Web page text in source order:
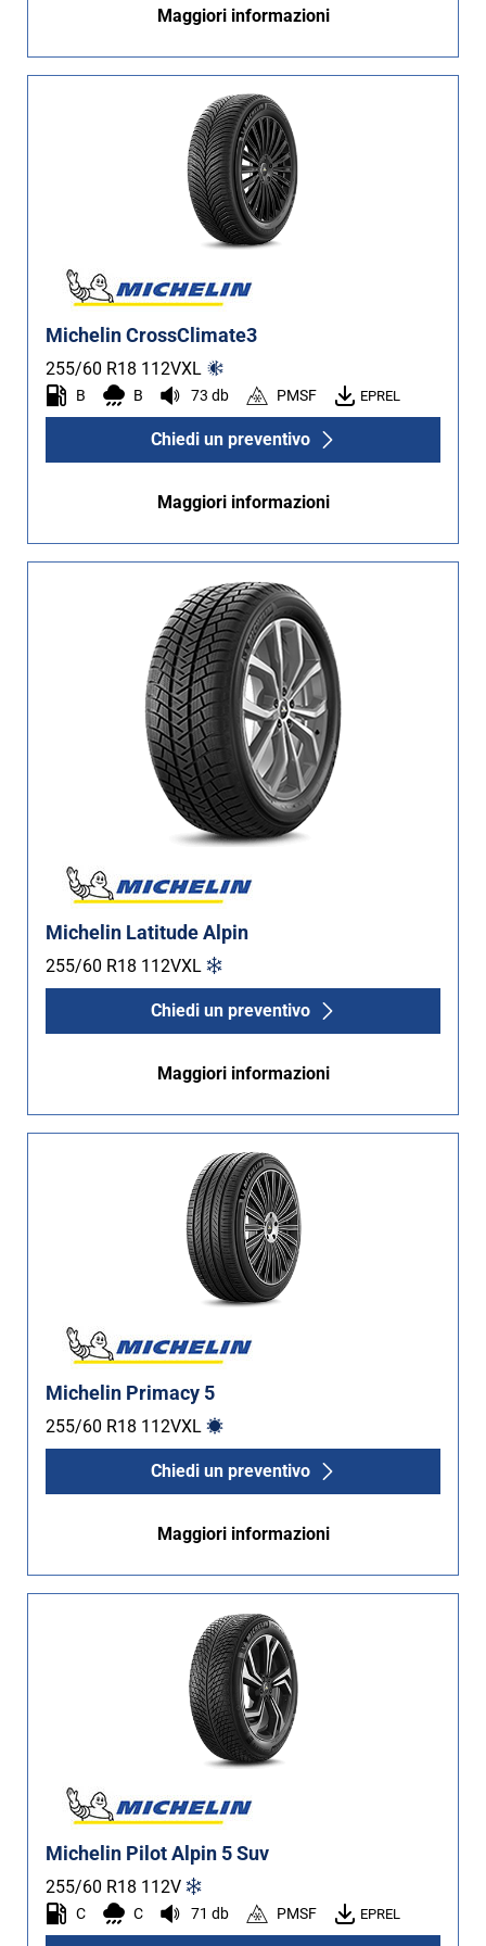
Non Run flat (154)
Maggiori informazioni
Michelin CrossClimate3
255/60 R18 112VXL
B B 73 db PMSF EPREL
Chiedi un preventivo
Maggiori informazioni
Michelin Latitude Alpin
255/60 R18 112VXL
Chiedi un preventivo
Maggiori informazioni
Michelin Primacy 5
255/60 R18 112VXL
Chiedi un preventivo
Maggiori informazioni
Michelin Pilot Alpin 5 Suv
255/60 R18 112V
C C 71 db PMSF EPREL